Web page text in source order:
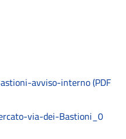
avviso-interno (PDF
via-dei-Bastioni_0